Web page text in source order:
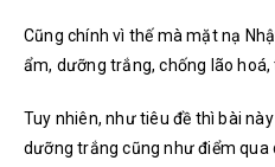
Cũng chính vì thế mà mặt nạ
ẩm, dưỡng trắng, chống lão hoá,
Tuy nhiên, như tiêu đề thì bài
dưỡng trắng cũng như điểm qua